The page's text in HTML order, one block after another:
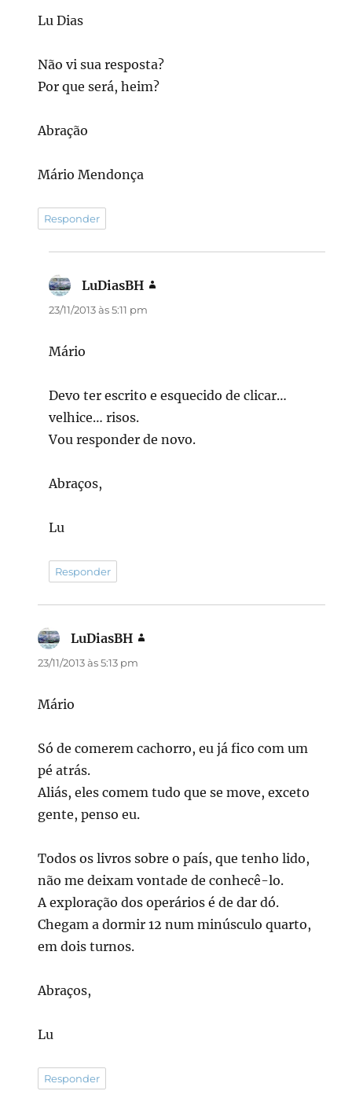
Lu Dias
Não vi sua resposta?
Por que será, heim?
Abração
Mário Mendonça
Responder
LuDiasBH
23/11/2013 às 5:11 pm
Mário
Devo ter escrito e esquecido de clicar…
velhice… risos.
Vou responder de novo.
Abraços,
Lu
Responder
LuDiasBH
23/11/2013 às 5:13 pm
Mário
Só de comerem cachorro, eu já fico com um
pé atrás.
Aliás, eles comem tudo que se move, exceto
gente, penso eu.
Todos os livros sobre o país, que tenho lido,
não me deixam vontade de conhecê-lo.
A exploração dos operários é de dar dó.
Chegam a dormir 12 num minúsculo quarto,
em dois turnos.
Abraços,
Lu
Responder